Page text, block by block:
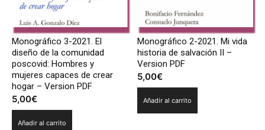
Monográfico 3-2021. El
diseño de la comunidad
poscovid: Hombres y
mujeres capaces de crear
hogar – Version PDF
5,00€
Añadir al carrito
Monográfico 2-2021. Mi vida
historia de salvación II –
Version PDF
5,00€
Añadir al carrito